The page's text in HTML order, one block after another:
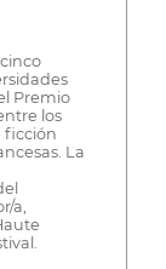
Premio
los
ficción
La
a,